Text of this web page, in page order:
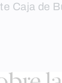
Caja de